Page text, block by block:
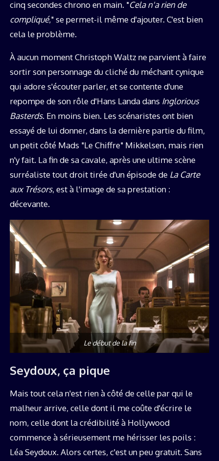
cinq secondes chrono en main. "Cela n'a rien de
compliqué," se permet-il même d'ajouter. C'est bien
cela le problème.
À aucun moment Christoph Waltz ne parvient à faire
sortir son personnage du cliché du méchant cynique
qui adore s'écouter parler, et se contente d'une
repompe de son rôle d'Hans Landa dans Inglorious
Basterds. En moins bien. Les scénaristes ont bien
essayé de lui donner, dans la dernière partie du film,
un petit côté Mads "Le Chiffre" Mikkelsen, mais rien
n'y fait. La fin de sa cavale, après une ultime scène
surréaliste tout droit tirée d'un épisode de La Carte
aux Trésors, est à l'image de sa prestation :
décevante.
Le début de la fin
Seydoux, ça pique
Mais tout cela n'est rien à côté de celle par qui le
malheur arrive, celle dont il me coûte d'écrire le
nom, celle dont la crédibilité à Hollywood
commence à sérieusement me hérisser les poils :
Léa Seydoux. Alors certes, c'est un peu gratuit. Sans